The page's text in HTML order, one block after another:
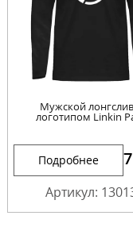
Мужской
логотипом Linkin
Подробнее
Артикул: